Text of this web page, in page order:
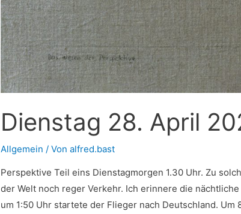
Dienstag 28. April
Allgemein / Vonalfred.bast
Perspektive Teil eins Dienstagmorgen 1.30 Uhr. Zu
der Welt noch reger Verkehr. Ich erinnere die
um 1:50 Uhr startete der Flieger nach Deutschland.